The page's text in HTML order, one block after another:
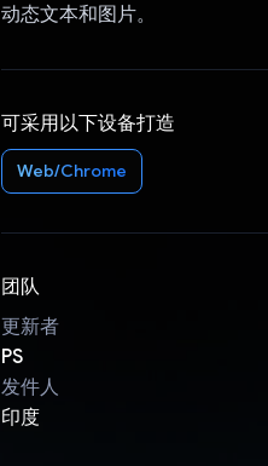
动态文本和图片。
可采用以下设备打造
Web/Chrome
团队
更新者
PS
发件人
印度